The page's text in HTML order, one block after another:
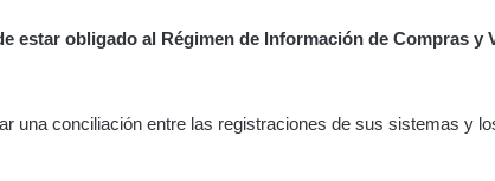
estar obligado al Régimen de Información de Compras y
una conciliación entre las registraciones de sus sistemas y